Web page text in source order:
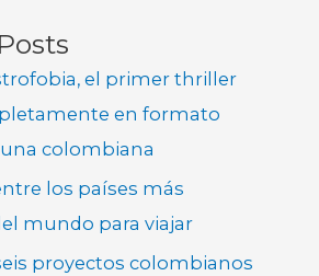
el primer thriller
en formato
colombiana
los países más
mundo para viajar
proyectos colombianos